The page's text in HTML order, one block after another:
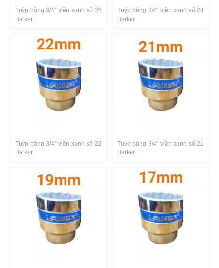
Tuýp bông 3/4" viền xanh số 26
Barker
Tuýp bông 3/4" viền xanh số 24
Barker
Tuýp bông 3/4" viền xanh số 22
Barker
Tuýp bông 3/4" viền xanh số 21
Barker